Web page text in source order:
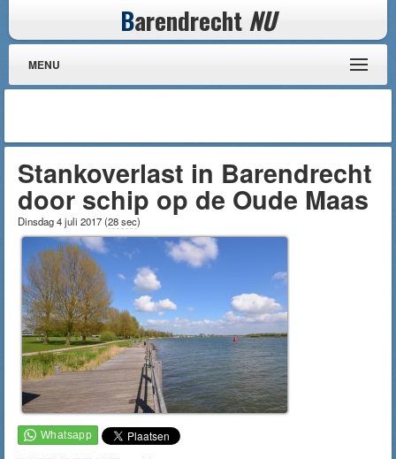
Barendrecht NU
MENU
Stankoverlast in Barendrecht
door schip op de Oude Maas
Dinsdag 4 juli 2017(28 sec)